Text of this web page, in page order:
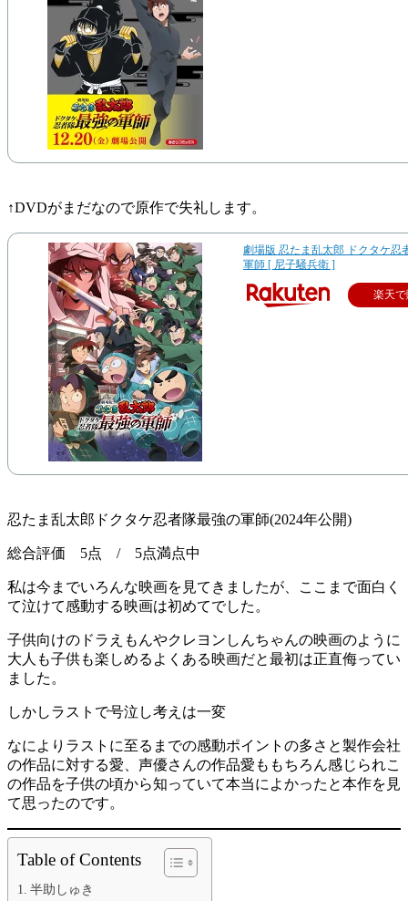
↑DVDがまだなので原作で失礼します。
劇場版 忍たま乱太郎 ドクタケ忍
軍師 [ 尼子騒兵衛 ]
楽天
忍たま乱太郎ドクタケ忍者隊最強の軍師(2024年公開)
総合評価 5点 / 5点満点中
私は今までいろんな映画を見てきましたが、ここまで面白く
て泣けて感動する映画は初めてでした。
子供向けのドラえもんやクレヨンしんちゃんの映画のように
大人も子供も楽しめるよくある映画だと最初は正直侮ってい
ました。
しかしラストで号泣し考えは一変
なによりラストに至るまでの感動ポイントの多さと製作会社
の作品に対する愛、声優さんの作品愛ももちろん感じられこ
の作品を子供の頃から知っていて本当によかったと本作を見
て思ったのです。
Table of Contents
半助しゅき